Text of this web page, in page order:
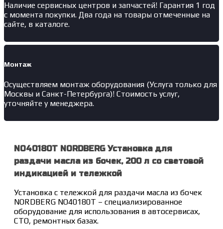
Наличие сервисных центров и запчастей! Гарантия 1 год
с момента покупки. Два года на товары отмеченные на
сайте, в каталоге.
Монтаж
Осуществляем монтаж оборудования (Услуга только для
Москвы и Санкт-Петербурга)! Стоимость услуг,
уточняйте у менеджера.
NO40180T NORDBERG Установка для
раздачи масла из бочек, 200 л со световой
индикацией и тележкой
Установка с тележкой для раздачи масла из бочек
NORDBERG NO40180T – специализированное
оборудование для использования в автосервисах,
СТО, ремонтных базах.